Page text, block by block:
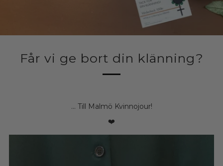
Får vi ge bort din klänning?
... Till Malmö Kvinnojour!
❤️